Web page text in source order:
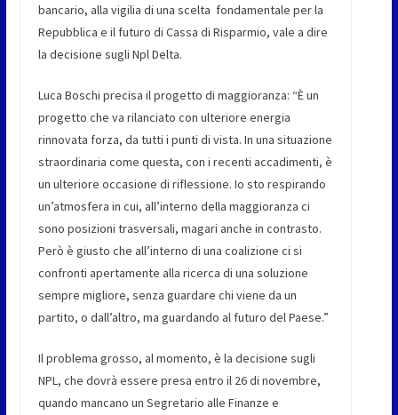
bancario, alla vigilia di una scelta fondamentale per la
Repubblica e il futuro di Cassa di Risparmio, vale a dire
la decisione sugli Npl Delta.
Luca Boschi precisa il progetto di maggioranza: “È un
progetto che va rilanciato con ulteriore energia
rinnovata forza, da tutti i punti di vista. In una situazione
straordinaria come questa, con i recenti accadimenti, è
un ulteriore occasione di riflessione. Io sto respirando
un’atmosfera in cui, all’interno della maggioranza ci
sono posizioni trasversali, magari anche in contrasto.
Però è giusto che all’interno di una coalizione ci si
confronti apertamente alla ricerca di una soluzione
sempre migliore, senza guardare chi viene da un
partito, o dall’altro, ma guardando al futuro del Paese.”
Il problema grosso, al momento, è la decisione sugli
NPL, che dovrà essere presa entro il 26 di novembre,
quando mancano un Segretario alle Finanze e